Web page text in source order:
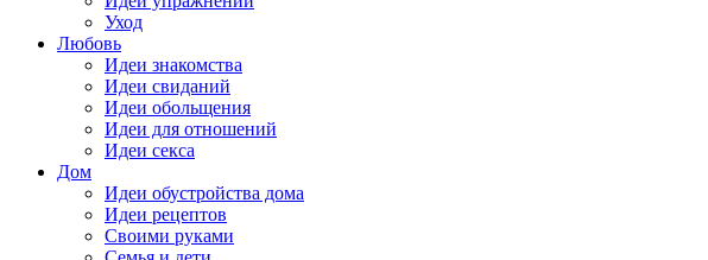
Уход
Любовь
Идеи знакомства
Идеи свиданий
Идеи обольщения
Идеи для отношений
Идеи секса
Дом
Идеи обустройства дома
Идеи рецептов
Своими руками